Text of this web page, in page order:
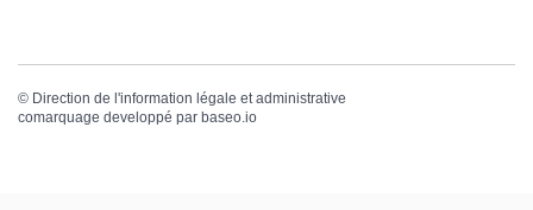
© Direction de l'information légale et administrative
comarquage developpé par baseo.io